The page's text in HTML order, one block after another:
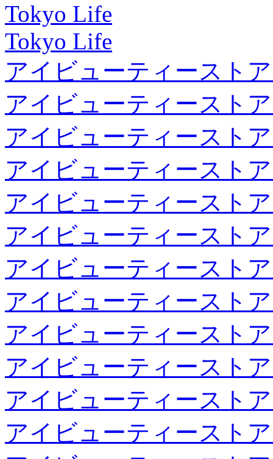
Tokyo Life
Tokyo Life
アイビューティースト
アイビューティースト
アイビューティースト
アイビューティースト
アイビューティースト
アイビューティースト
アイビューティースト
アイビューティースト
アイビューティースト
アイビューティースト
アイビューティースト
アイビューティースト